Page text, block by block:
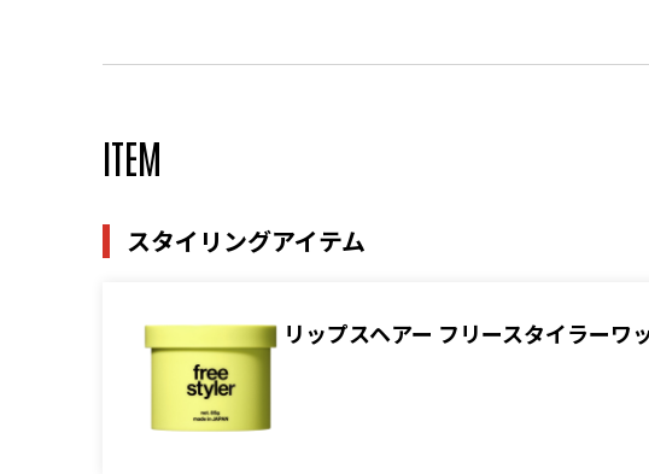
ITEM
スタイリングアイテム
リップスヘアー フリースタイラーワ